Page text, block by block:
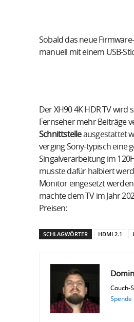
Sobald das neue
manuell mit einem USB-
Der XH90 4K HDR TV
Fernseher mehr Beiträge
Schnittstelleausgestattet
verging Sony-typisch eine
Singalverarbeitung im
musste dafür halbiert
Monitor eingesetzt
machte dem TV im Jahr
Preisen:
SCHLAGWÖRTER HDMI 2.1
Couch-